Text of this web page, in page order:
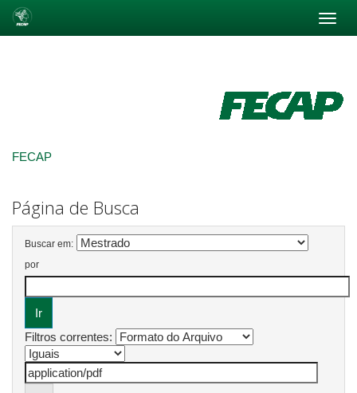
FECAP
Página de Busca
Buscar em:
por
Filtros correntes: